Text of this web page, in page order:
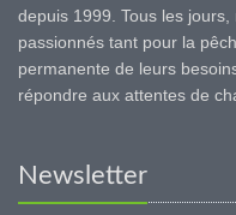
depuis 1999. Tous les
passionnés tant pour la
permanente de leurs
répondre aux attentes de
Newsletter